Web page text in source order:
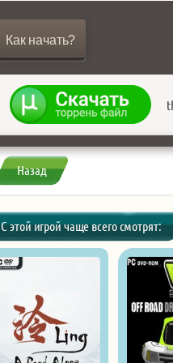
Как начать?
Назад
С этой игрой чаще всего смотрят: